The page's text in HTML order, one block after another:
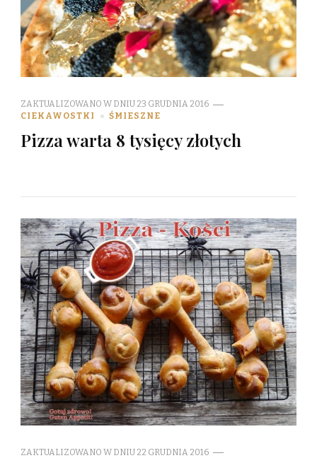
ZAKTUALIZOWANO W DNIU 23 GRUDNIA 2016
CIEKAWOSTKI
ŚMIESZNE
Pizza warta 8 tysięcy złotych
ZAKTUALIZOWANO W DNIU 22 GRUDNIA 2016